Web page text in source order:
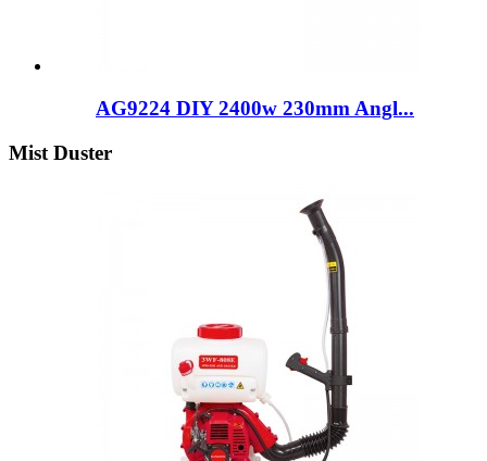
AG9224 DIY 2400w 230mm Angl...
Mist Duster